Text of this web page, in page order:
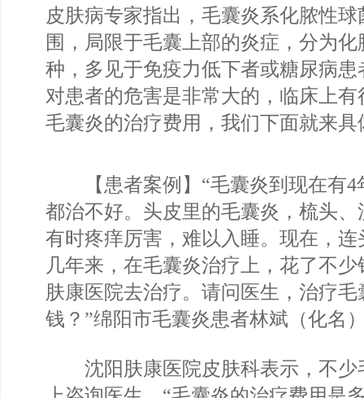
皮肤病专家指出，毛囊炎系化脓性
围，局限于毛囊上部的炎症，分为
种，多见于免疫力低下者或糖尿病
对患者的危害是非常大的，临床上
毛囊炎的治疗费用，我们下面就来具
【患者案例】“毛囊炎到现在有4
都治不好。头皮里的毛囊炎，梳头
有时疼痒厉害，难以入睡。现在，
几年来，在毛囊炎治疗上，花了不
肤康医院去治疗。请问医生，治疗
钱？”绵阳市毛囊炎患者林斌（化名
沈阳肤康医院皮肤科表示，不少